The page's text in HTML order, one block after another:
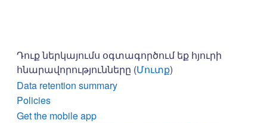
Դուք ներկայումս օգտագործում եք հյուրի
հնարավորությունները (Մուտք)
Data retention summary
Policies
Get the mobile app